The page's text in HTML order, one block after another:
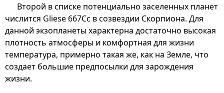
Второй в списке потенциально заселенных планет
числится Gliese 667Cc в созвездии Скорпиона. Для
данной экзопланеты характерна достаточно высокая
плотность атмосферы и комфортная для жизни
температура, примерно такая же, как на Земле, что
создает большие предпосылки для зарождения
жизни.